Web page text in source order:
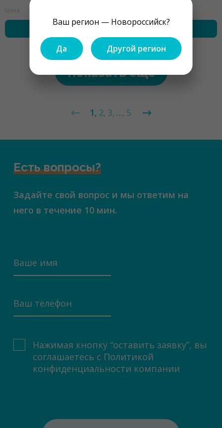
Ваш регион — Новороссийск?
Да Другой регион
купить
купить
Показать ещё
1 2 3 ... 5
Есть вопросы?
Задайте свой вопрос и мы ответим на
него в течение 10 мин.
Нажимая кнопку “оставить заявку”, вы
соглашаетесь с Политикой
конфиденциальности компании